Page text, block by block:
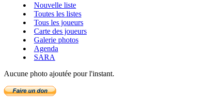
Nouvelle liste
Toutes les listes
Tous les joueurs
Carte des joueurs
Galerie photos
Agenda
SARA
Aucune photo ajoutée pour l'instant.